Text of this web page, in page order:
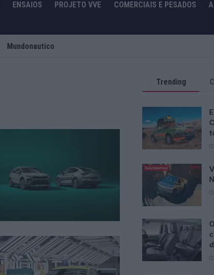
ENSAIOS PROJETO VVE COMERCIAIS E PESADOS
Mundonautico
Trending